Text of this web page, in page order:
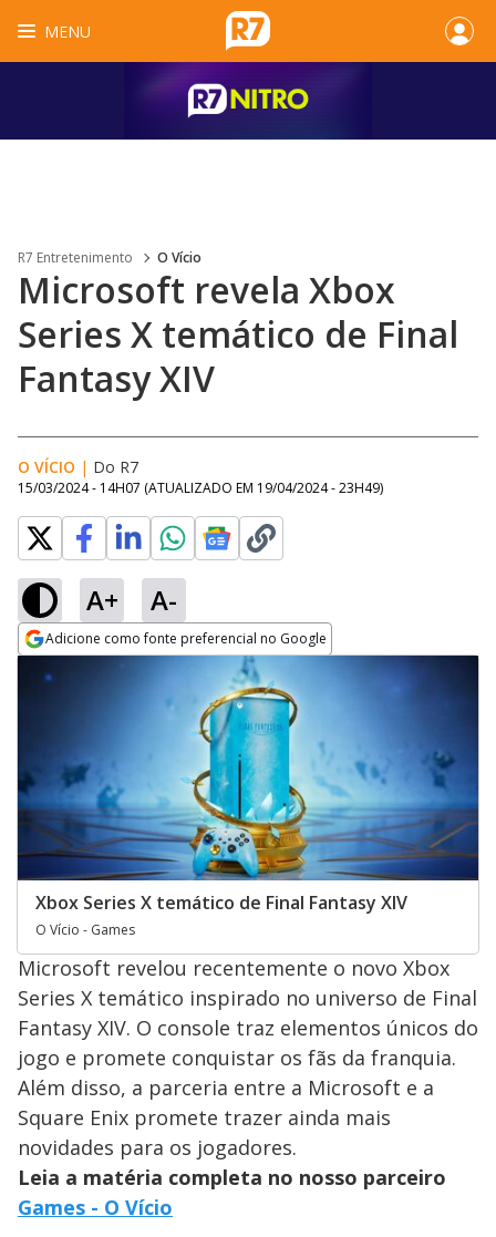
MENU
R7 Entretenimento O Vício
Microsoft revela Xbox
Series X temático de Final
Fantasy XIV
O VÍCIO | Do R7
15/03/2024 - 14H07 (ATUALIZADO EM 19/04/2024 - 23H49)
A+ A-
Adicione como fonte preferencial no Google
Opens in new window
Xbox Series X temático de Final Fantasy XIV
O Vício - Games
Microsoft revelou recentemente o novo Xbox
Series X temático inspirado no universo de Final
Fantasy XIV. O console traz elementos únicos do
jogo e promete conquistar os fãs da franquia.
Além disso, a parceria entre a Microsoft e a
Square Enix promete trazer ainda mais
novidades para os jogadores.
Leia a matéria completa no nosso parceiro
Games - O Vício